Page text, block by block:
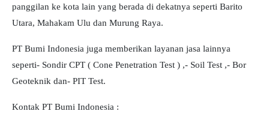
panggilan ke kota lain yang berada di dekatnya seperti Barito
Utara, Mahakam Ulu dan Murung Raya.
PT Bumi Indonesia juga memberikan layanan jasa lainnya
seperti- Sondir CPT ( Cone Penetration Test ) ,- Soil Test ,- Bor
Geoteknik dan- PIT Test.
Kontak PT Bumi Indonesia :